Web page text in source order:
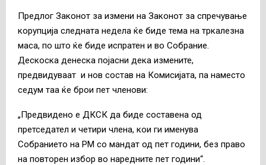
Предлог Законот за измени на Законот за спречување
корупција следната недела ќе биде тема на тркалезна
маса, по што ќе биде испратен и во Собрание.
Дескоска денеска појасни дека измените,
предвидуваат и нов состав на Комисијата, па наместо
седум таа ќе брои пет членови:
„Предвидено е ДКСК да биде составена од
претседател и четири члена, кои ги именува
Собранието на РМ со мандат од пет години, без право
на повторен избор во наредните пет години“.